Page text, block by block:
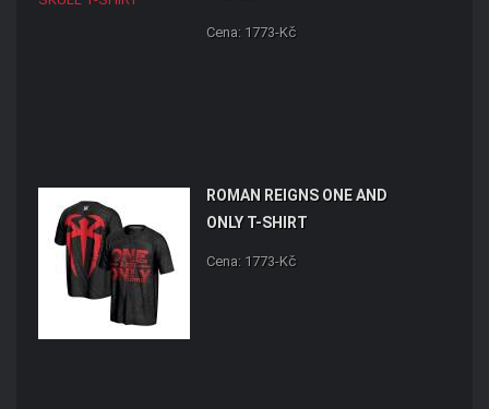
Cena: 1773-Kč
ROMAN REIGNS ONE AND
ONLY T-SHIRT
Cena: 1773-Kč